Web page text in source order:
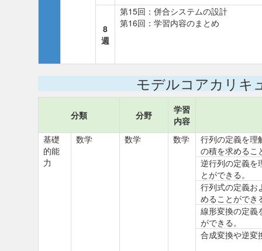
8
週
第15回：併合システムの設計
第16回：学習内容のまとめ
モデルコアカリキ
分類 分野
学習
内容
基礎
的能
力
数学 数学 数学
行列の定義を理
の積を求めるこ
逆行列の定義を
とができる。
行列式の定義お
めることができ
線形変換の定義
ができる。
合成変換や逆変